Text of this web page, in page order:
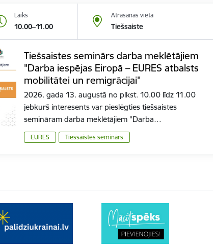
Laiks
10.00–11.00
Atrašanās vieta
Tiešsaiste
Tiešsaistes seminārs darba meklētājiem
"Darba iespējas Eiropā – EURES atbalsts
mobilitātei un remigrācijai"
2026. gada 13. augustā no plkst. 10.00 līdz 11.00
jebkurš interesents var pieslēgties tiešsaistes
semināram darba meklētājiem "Darba…
EURES Tiešsaistes seminārs